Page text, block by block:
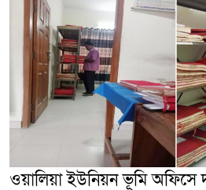
ওয়ালিয়া ইউনিয়ন ভূমি অফিসে